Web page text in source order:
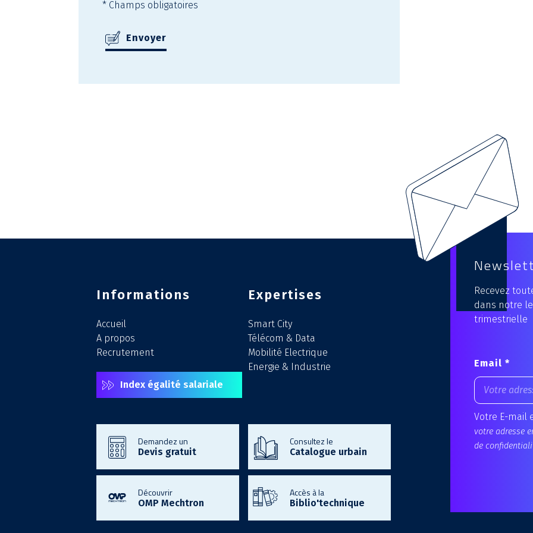
* Champs obligatoires
Informations
Accueil
A propos
Recrutement
Index égalité salariale
Expertises
Smart City
Télécom & Data
Mobilité Electrique
Energie & Industrie
Demandez un
Devis gratuit
Consultez le
Catalogue urbain
Découvrir
OMP Mechtron
Accès à la
Biblio'technique
Recevez
dans notre
trimestrielle
Email *
Votre E-mail
votre adresse
de